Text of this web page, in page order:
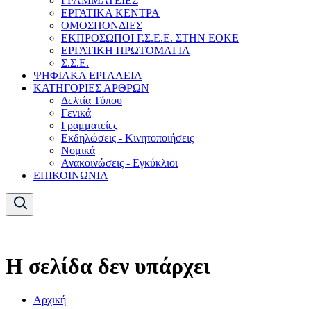
ΕΡΓΑΤΙΚΑ ΚΕΝΤΡΑ
ΟΜΟΣΠΟΝΔΙΕΣ
ΕΚΠΡΟΣΩΠΟΙ Γ.Σ.Ε.Ε. ΣΤΗΝ ΕΟΚΕ
ΕΡΓΑΤΙΚΗ ΠΡΩΤΟΜΑΓΙΑ
Σ.Σ.Ε.
ΨΗΦΙΑΚΑ ΕΡΓΑΛΕΙΑ
ΚΑΤΗΓΟΡΙΕΣ ΑΡΘΡΩΝ
Δελτία Τύπου
Γενικά
Γραμματείες
Εκδηλώσεις - Κινητοποιήσεις
Νομικά
Ανακοινώσεις - Εγκύκλιοι
ΕΠΙΚΟΙΝΩΝΙΑ
Η σελίδα δεν υπάρχει
Αρχική